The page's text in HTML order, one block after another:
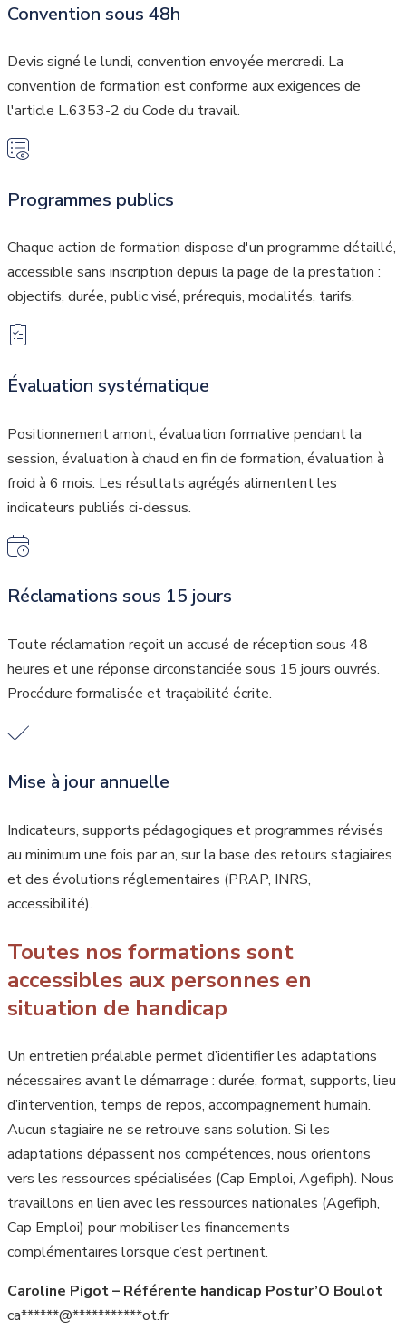
Convention sous 48h
Devis signé le lundi, convention envoyée mercredi. La
convention de formation est conforme aux exigences de
l'article L.6353-2 du Code du travail.
Programmes publics
Chaque action de formation dispose d'un programme détaillé,
accessible sans inscription depuis la page de la prestation :
objectifs, durée, public visé, prérequis, modalités, tarifs.
Évaluation systématique
Positionnement amont, évaluation formative pendant la
session, évaluation à chaud en fin de formation, évaluation à
froid à 6 mois. Les résultats agrégés alimentent les
indicateurs publiés ci-dessus.
Réclamations sous 15 jours
Toute réclamation reçoit un accusé de réception sous 48
heures et une réponse circonstanciée sous 15 jours ouvrés.
Procédure formalisée et traçabilité écrite.
Mise à jour annuelle
Indicateurs, supports pédagogiques et programmes révisés
au minimum une fois par an, sur la base des retours stagiaires
et des évolutions réglementaires (PRAP, INRS,
accessibilité).
Toutes nos formations sont
accessibles aux personnes en
situation de handicap
Un entretien préalable permet d’identifier les adaptations
nécessaires avant le démarrage : durée, format, supports, lieu
d’intervention, temps de repos, accompagnement humain.
Aucun stagiaire ne se retrouve sans solution. Si les
adaptations dépassent nos compétences, nous orientons
vers les ressources spécialisées (Cap Emploi, Agefiph). Nous
travaillons en lien avec les ressources nationales (Agefiph,
Cap Emploi) pour mobiliser les financements
complémentaires lorsque c’est pertinent.
Caroline Pigot – Référente handicap Postur’O Boulot
ca******@***********ot.fr